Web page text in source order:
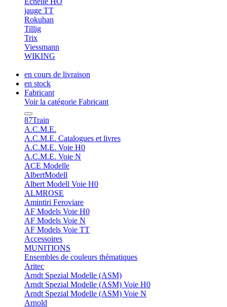
jauge TT
Rokuhan
Tillig
Trix
Viessmann
WIKING
en cours de livraison
en stock
Fabricant
Voir la catégorie Fabricant
87Train
A.C.M.E.
A.C.M.E. Catalogues et livres
A.C.M.E. Voie H0
A.C.M.E. Voie N
ACE Modelle
AlbertModell
Albert Modell Voie H0
ALMROSE
Amintiri Feroviare
AF Models Voie H0
AF Models Voie N
AF Models Voie TT
Accessoires
MUNITIONS
Ensembles de couleurs thématiques
Aritec
Arndt Spezial Modelle (ASM)
Arndt Spezial Modelle (ASM) Voie H0
Arndt Spezial Modelle (ASM) Voie N
Arnold